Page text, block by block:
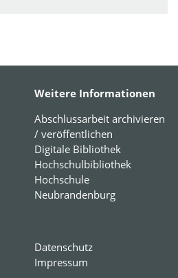
Weitere Informationen
Abschlussarbeit archivieren
/ veröffentlichen
Digitale Bibliothek
Hochschulbibliothek
Hochschule
Neubrandenburg
Datenschutz
Impressum